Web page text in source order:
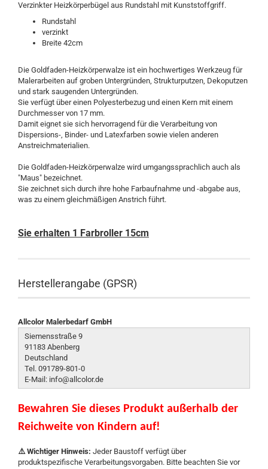
Verzinkter Heizkörperbügel aus Rundstahl mit Kunststoffgriff.
Rundstahl
verzinkt
Breite 42cm
Die Goldfaden-Heizkörperwalze ist ein hochwertiges Werkzeug für
Malerarbeiten auf groben Untergründen, Strukturputzen, Dekoputzen
und stark saugenden Untergründen.
Sie verfügt über einen Polyesterbezug und einen Kern mit einem
Durchmesser von 17 mm.
Damit eignet sie sich hervorragend für die Verarbeitung von
Dispersions-, Binder- und Latexfarben sowie vielen anderen
Anstreichmaterialien.
Die Goldfaden-Heizkörperwalze wird umgangssprachlich auch als
"Maus" bezeichnet.
Sie zeichnet sich durch ihre hohe Farbaufnahme und -abgabe aus,
was zu einem gleichmäßigen Anstrich führt.
Sie erhalten 1 Farbroller 15cm
Herstellerangabe (GPSR)
Allcolor Malerbedarf GmbH
Siemensstraße 9
91183 Abenberg
Deutschland
Tel. 091789-801-0
E-Mail: info@allcolor.de
Bewahren Sie dieses Produkt außerhalb der
Reichweite von Kindern auf!
⚠️ Wichtiger Hinweis: Jeder Baustoff verfügt über
produktspezifische Verarbeitungsvorgaben. Bitte beachten Sie vor